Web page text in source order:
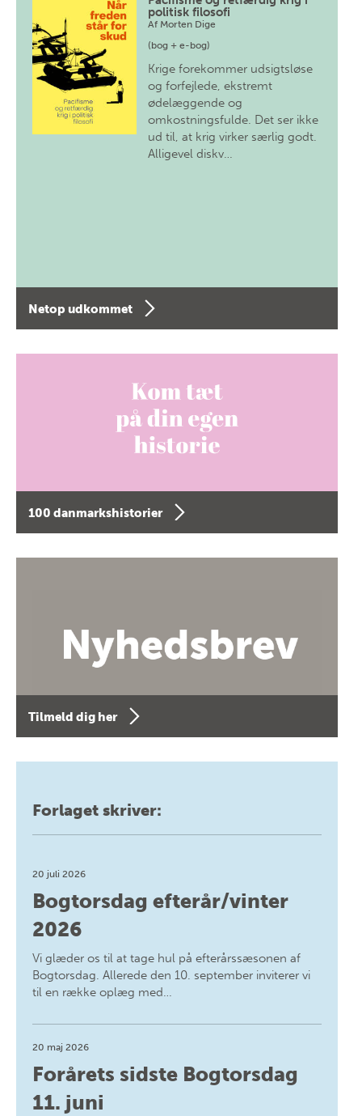
politisk filosofi
Af Morten Dige
(bog + e-bog)
Krige forekommer udsigtsløse
og forfejlede, ekstremt
ødelæggende og
omkostningsfulde. Det ser ikke
ud til, at krig virker særlig godt.
Alligevel diskv…
Netop udkommet
100 danmarkshistorier
Tilmeld dig her
Forlaget skriver:
20 juli 2026
Bogtorsdag efterår/vinter
2026
Vi glæder os til at tage hul på efterårssæsonen af
Bogtorsdag. Allerede den 10. september inviterer vi
til en række oplæg med…
20 maj 2026
Forårets sidste Bogtorsdag
11. juni